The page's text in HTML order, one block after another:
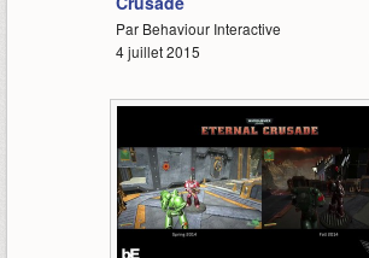
Par Behaviour Interactive
4 juillet 2015